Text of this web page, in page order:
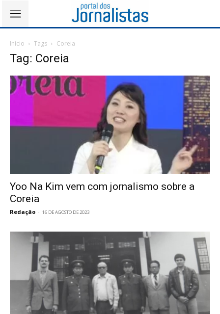
Início Tags Coreia
Tag: Coreia
Yoo Na Kim vem com jornalismo sobre a
Coreia
Redação - 16 DE AGOSTO DE 2023